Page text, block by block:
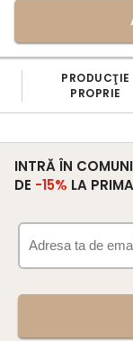
PRODUCŢIE
PROPRIE
INTRĂ ÎN
DE -15% LA